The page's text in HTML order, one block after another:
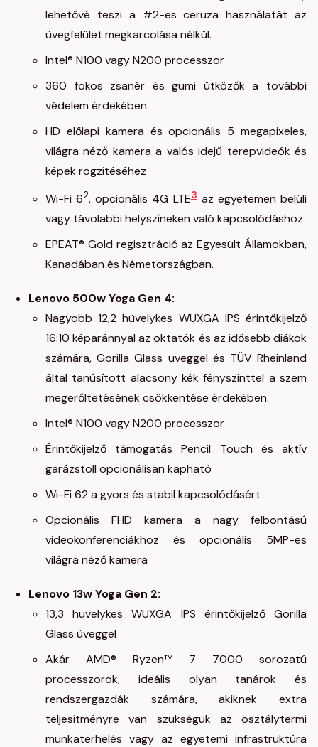
lehetővé teszi a #2-es ceruza használatát az
üvegfelület megkarcolása nélkül.
Intel® N100 vagy N200 processzor
360 fokos zsanér és gumi ütközők a további
védelem érdekében
HD előlapi kamera és opcionális 5 megapixeles,
világra néző kamera a valós idejű terepvideók és
képek rögzítéséhez
Wi-Fi 62, opcionális 4G LTE3az egyetemen belüli
vagy távolabbi helyszíneken való kapcsolódáshoz
EPEAT® Gold regisztráció az Egyesült Államokban,
Kanadában és Németországban.
Lenovo 500w Yoga Gen 4:
Nagyobb 12,2 hüvelykes WUXGA IPS érintőkijelző
16:10 képaránnyal az oktatók és az idősebb diákok
számára, Gorilla Glass üveggel és TÜV Rheinland
által tanúsított alacsony kék fényszinttel a szem
megerőltetésének csökkentése érdekében.
Intel® N100 vagy N200 processzor
Érintőkijelző támogatás Pencil Touch és aktív
garázstoll opcionálisan kapható
Wi-Fi 62 a gyors és stabil kapcsolódásért
Opcionális FHD kamera a nagy felbontású
videokonferenciákhoz és opcionális 5MP-es
világra néző kamera
Lenovo 13w Yoga Gen 2:
13,3 hüvelykes WUXGA IPS érintőkijelző Gorilla
Glass üveggel
Akár AMD® Ryzen™ 7 7000 sorozatú
processzorok, ideális olyan tanárok és
rendszergazdák számára, akiknek extra
teljesítményre van szükségük az osztálytermi
munkaterhelés vagy az egyetemi infrastruktúra